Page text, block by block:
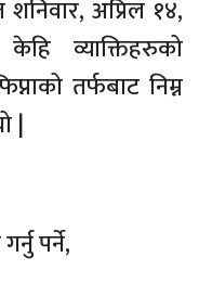
अप्रिल १४,
व्याक्तिहरुको
तर्फबाट निम्न
|
पर्ने,